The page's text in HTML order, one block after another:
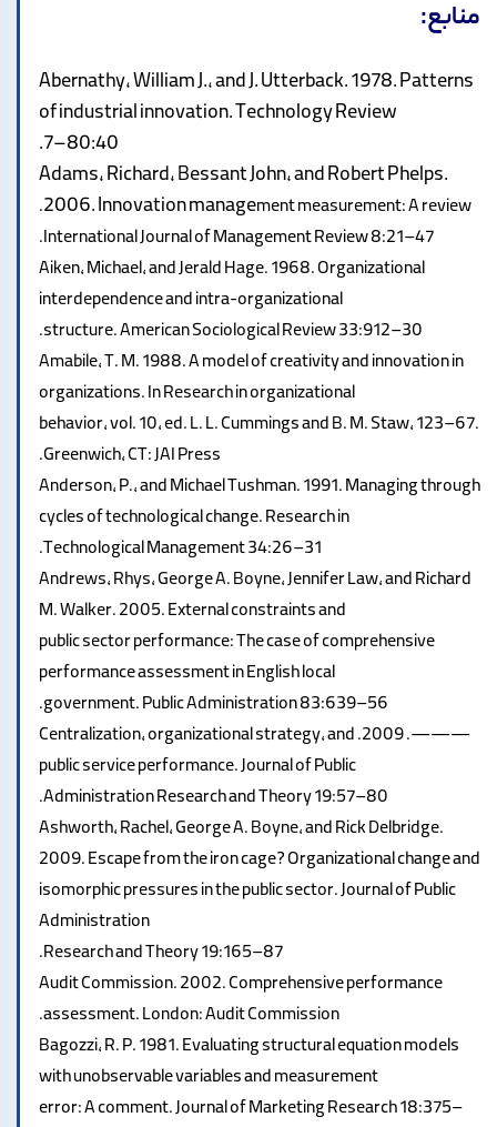
منابع:
Abernathy, William J., and J. Utterback. 1978. Patterns
of industrial innovation. Technology Review
80:40–7.
Adams, Richard, Bessant John, and Robert Phelps.
2006. Innovation management measurement: A review.
International Journal of Management Review 8:21–47.
Aiken, Michael, and Jerald Hage. 1968. Organizational
interdependence and intra-organizational
structure. American Sociological Review 33:912–30.
Amabile, T. M. 1988. A model of creativity and innovation in
organizations. In Research in organizational
behavior, vol. 10, ed. L. L. Cummings and B. M. Staw, 123–67.
Greenwich, CT: JAI Press.
Anderson, P., and Michael Tushman. 1991. Managing through
cycles of technological change. Research in
Technological Management 34:26–31.
Andrews, Rhys, George A. Boyne, Jennifer Law, and Richard
M. Walker. 2005. External constraints and
public sector performance: The case of comprehensive
performance assessment in English local
government. Public Administration 83:639–56.
———. 2009. Centralization, organizational strategy, and
public service performance. Journal of Public
Administration Research and Theory 19:57–80.
Ashworth, Rachel, George A. Boyne, and Rick Delbridge.
2009. Escape from the iron cage? Organizational change and
isomorphic pressures in the public sector. Journal of Public
Administration
Research and Theory 19:165–87.
Audit Commission. 2002. Comprehensive performance
assessment. London: Audit Commission.
Bagozzi, R. P. 1981. Evaluating structural equation models
with unobservable variables and measurement
error: A comment. Journal of Marketing Research 18:375–